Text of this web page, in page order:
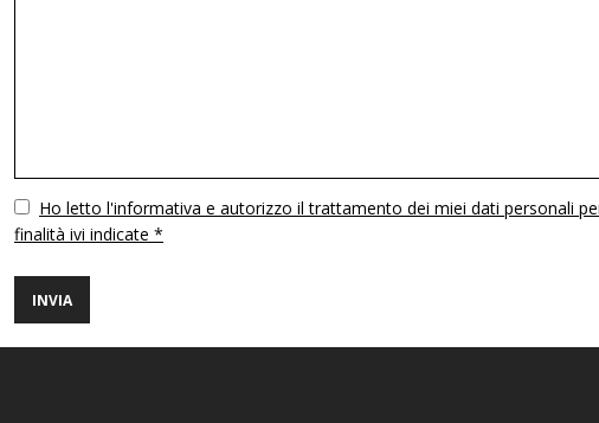
VuotoHo letto l'informativa e autorizzo il trattamento dei miei dati personali
finalità ivi indicate *